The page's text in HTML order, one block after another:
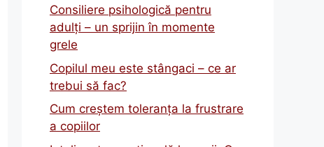
Consiliere psihologică pentru
adulți – un sprijin în momente
grele
Copilul meu este stângaci – ce ar
trebui să fac?
Cum creștem toleranța la frustrare
a copiilor